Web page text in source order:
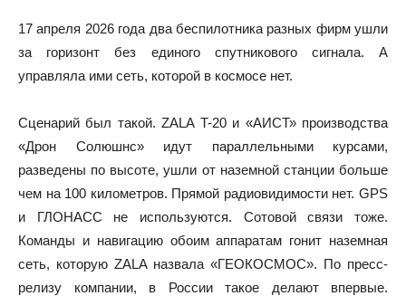
17 апреля 2026 года два беспилотника разных фирм ушли
за горизонт без единого спутникового сигнала. А
управляла ими сеть, которой в космосе нет.
Сценарий был такой. ZALA T-20 и «АИСТ» производства
«Дрон Солюшнс» идут параллельными курсами,
разведены по высоте, ушли от наземной станции больше
чем на 100 километров. Прямой радиовидимости нет. GPS
и ГЛОНАСС не используются. Сотовой связи тоже.
Команды и навигацию обоим аппаратам гонит наземная
сеть, которую ZALA назвала «ГЕОКОСМОС». По пресс-
релизу компании, в России такое делают впервые.